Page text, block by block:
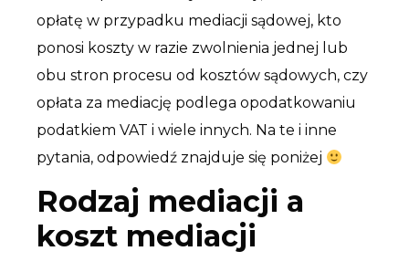
opłatę w przypadku mediacji sądowej, kto
ponosi koszty w razie zwolnienia jednej lub
obu stron procesu od kosztów sądowych, czy
opłata za mediację podlega opodatkowaniu
podatkiem VAT i wiele innych. Na te i inne
pytania, odpowiedź znajduje się poniżej
Rodzaj mediacji a
koszt mediacji